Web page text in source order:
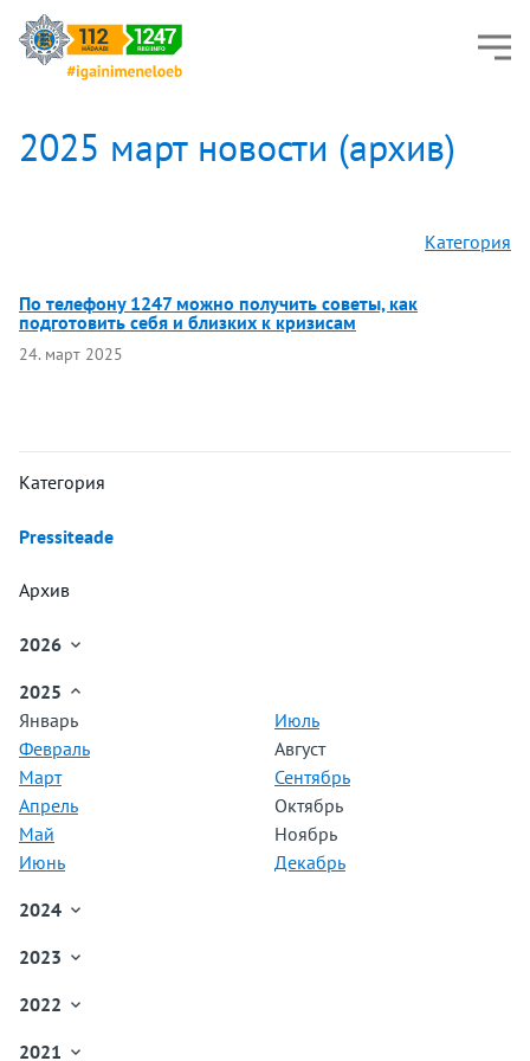
2025 март новости (архив)
Категория
По телефону 1247 можно получить советы, как
подготовить себя и близких к кризисам
24. март 2025
Категория
Pressiteade
Архив
2026 
Февраль
Март
Апрель
Май
Июнь
Июль
Август
Сентябрь
Ноябрь
2025 
Январь
Февраль
Март
Апрель
Май
Июнь
Июль
Август
Сентябрь
Октябрь
Ноябрь
Декабрь
2024 
Февраль
Март
Май
2023 
Февраль
Март
2022 
2021 